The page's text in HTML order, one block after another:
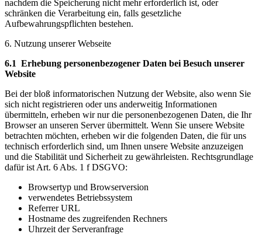
nachdem die Speicherung nicht mehr erforderlich ist, oder
schränken die Verarbeitung ein, falls gesetzliche
Aufbewahrungspflichten bestehen.
6. Nutzung unserer Webseite
6.1 Erhebung personenbezogener Daten bei Besuch unserer
Website
Bei der bloß informatorischen Nutzung der Website, also wenn Sie
sich nicht registrieren oder uns anderweitig Informationen
übermitteln, erheben wir nur die personenbezogenen Daten, die Ihr
Browser an unseren Server übermittelt. Wenn Sie unsere Website
betrachten möchten, erheben wir die folgenden Daten, die für uns
technisch erforderlich sind, um Ihnen unsere Website anzuzeigen
und die Stabilität und Sicherheit zu gewährleisten. Rechtsgrundlage
dafür ist Art. 6 Abs. 1 f DSGVO:
Browsertyp und Browserversion
verwendetes Betriebssystem
Referrer URL
Hostname des zugreifenden Rechners
Uhrzeit der Serveranfrage